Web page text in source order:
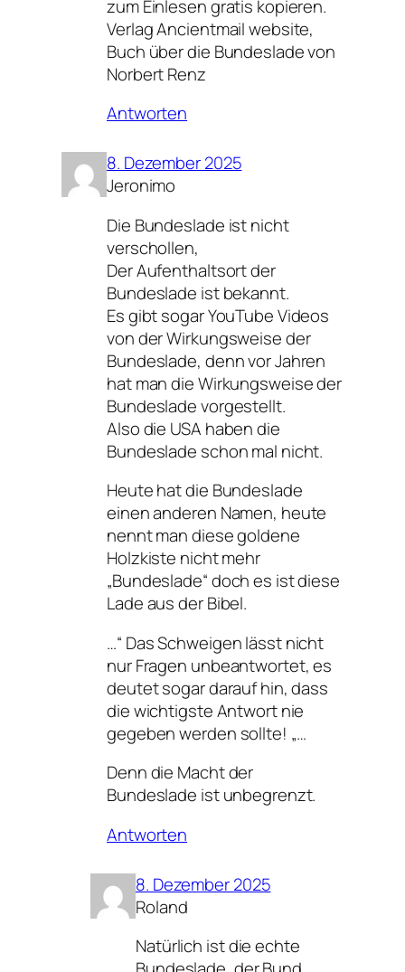
zum Einlesen gratis kopieren.
Verlag Ancientmail website,
Buch über die Bundeslade von
Norbert Renz
Antworten
8. Dezember 2025
Jeronimo
Die Bundeslade ist nicht
verschollen,
Der Aufenthaltsort der
Bundeslade ist bekannt.
Es gibt sogar YouTube Videos
von der Wirkungsweise der
Bundeslade, denn vor Jahren
hat man die Wirkungsweise der
Bundeslade vorgestellt.
Also die USA haben die
Bundeslade schon mal nicht.
Heute hat die Bundeslade
einen anderen Namen, heute
nennt man diese goldene
Holzkiste nicht mehr
„Bundeslade“ doch es ist diese
Lade aus der Bibel.
…“ Das Schweigen lässt nicht
nur Fragen unbeantwortet, es
deutet sogar darauf hin, dass
die wichtigste Antwort nie
gegeben werden sollte! „…
Denn die Macht der
Bundeslade ist unbegrenzt.
Antworten
8. Dezember 2025
Roland
Natürlich ist die echte